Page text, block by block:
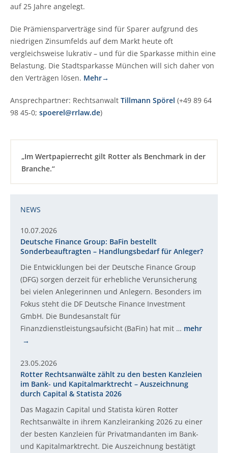
auf 25 Jahre angelegt.
Die Prämiensparverträge sind für Sparer aufgrund des
niedrigen Zinsumfelds auf dem Markt heute oft
vergleichsweise lukrativ – und für die Sparkasse mithin eine
Belastung. Die Stadtsparkasse München will sich daher von
den Verträgen lösen. Mehr→
Ansprechpartner: Rechtsanwalt Tillmann Spörel (+49 89 64
98 45-0; spoerel@rrlaw.de)
„Im Wertpapierrecht gilt Rotter als Benchmark in der
Branche.“
NEWS
10.07.2026
Deutsche Finance Group: BaFin bestellt
Sonderbeauftragten – Handlungsbedarf für Anleger?
Die Entwicklungen bei der Deutsche Finance Group
(DFG) sorgen derzeit für erhebliche Verunsicherung
bei vielen Anlegerinnen und Anlegern. Besonders im
Fokus steht die DF Deutsche Finance Investment
GmbH. Die Bundesanstalt für
Finanzdienstleistungsaufsicht (BaFin) hat mit … mehr
23.05.2026
Rotter Rechtsanwälte zählt zu den besten Kanzleien
im Bank- und Kapitalmarktrecht – Auszeichnung
durch Capital & Statista 2026
Das Magazin Capital und Statista küren Rotter
Rechtsanwälte in ihrem Kanzleiranking 2026 zu einer
der besten Kanzleien für Privatmandanten im Bank-
und Kapitalmarktrecht. Die Auszeichnung bestätigt